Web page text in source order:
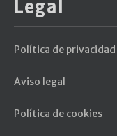
Legal
Política de privacidad
Aviso legal
Política de cookies